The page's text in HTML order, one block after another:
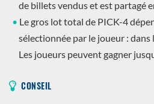
de billets vendus et est partagé
Le gros lot total de PICK-4
sélectionnée par le joueur : dans
Les joueurs peuvent gagner
CONSEIL